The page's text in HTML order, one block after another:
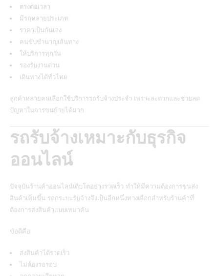
ตรงต่อเวลา
มีรถหลายประเภท
ราคาเป็นกันเอง
คนขับชำนาญเส้นทาง
ให้บริการทุกวัน
รองรับงานด่วน
เดินทางได้ทั่วไทย
ลูกค้าหลายคนเลือกใช้บริการรถรับจ้างประจำ เพราะสะดวกและช่วยลด
ปัญหาในการขนย้ายได้มาก
รถรับจ้างเหมาะกับธุรกิจ
ออนไลน์
ปัจจุบันร้านค้าออนไลน์เติบโตอย่างรวดเร็ว ทำให้มีความต้องการขนส่ง
สินค้าเพิ่มขึ้น รถกระบะรับจ้างจึงเป็นอีกหนึ่งทางเลือกสำหรับร้านค้าที่
ต้องการส่งสินค้าแบบเหมาคัน
ข้อดีคือ
ส่งสินค้าได้รวดเร็ว
ไม่ต้องรอรอบ